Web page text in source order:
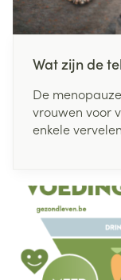
Wat zijn de
De
vrouwen voor
enkele
Gelukkig zijn
waarin de
Wil je meer
welke
deze klachten
een overzicht.